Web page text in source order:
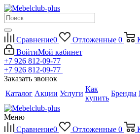
Сравнение0 Отложенные 0
ВойтиМой кабинет
+7 926 812-09-77
+7 926 812-09-77
Заказать звонок
Каталог Акции Услуги
Как
купить
Бренды
Меню
Сравнение0 Отложенные 0